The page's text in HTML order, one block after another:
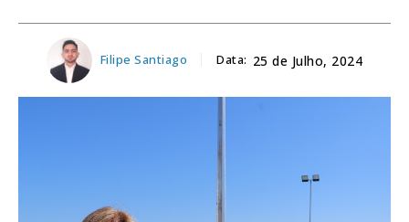
Filipe Santiago Data: 25 de Julho, 2024